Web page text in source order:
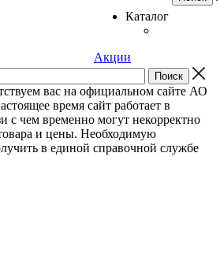
Каталог
Акции
вас на официальном сайте АО
время сайт работает в
с чем временно могут некорректно
и цены. Необходимую
в единой справочной службе